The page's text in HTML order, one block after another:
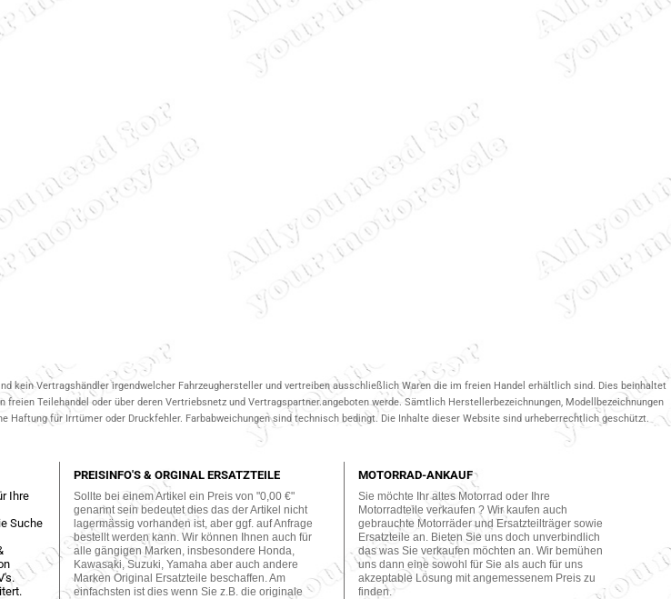
kein Vertragshändler irgendwelcher Fahrzeughersteller und vertreiben ausschließlich Waren die im freien Handel erhältlich sind. Dies beinhaltet
Teilehandel oder über deren Vertriebsnetz und Vertragspartner.angeboten werde. Sämtlich Herstellerbezeichnungen, Modellbezeichnungen
Haftung für Irrtümer oder Druckfehler. Farbabweichungen sind technisch bedingt. Die Inhalte dieser Website sind urheberrechtlich geschützt.
Ihre
Suche
PREISINFO'S & ORGINAL ERSATZTEILE
Sollte bei einem Artikel ein Preis von "0,00 €"
genannt sein bedeutet dies das der Artikel nicht
lagermässig vorhanden ist, aber ggf. auf Anfrage
bestellt werden kann. Wir können Ihnen auch für
alle gängigen Marken, insbesondere Honda,
Kawasaki, Suzuki, Yamaha aber auch andere
Marken Original Ersatzteile beschaffen. Am
einfachsten ist dies wenn Sie z.B. die originale
MOTORRAD-ANKAUF
Sie möchte Ihr altes Motorrad oder Ihre
Motorradteile verkaufen ? Wir kaufen auch
gebrauchte Motorräder und Ersatzteilträger sowie
Ersatzteile an. Bieten Sie uns doch unverbindlich
das was Sie verkaufen möchten an. Wir bemühen
uns dann eine sowohl für Sie als auch für uns
akzeptable Lösung mit angemessenem Preis zu
finden.